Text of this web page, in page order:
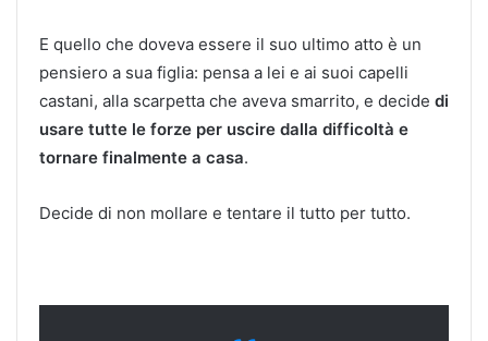
E quello che doveva essere il suo ultimo atto è un
pensiero a sua figlia: pensa a lei e ai suoi capelli
castani, alla scarpetta che aveva smarrito, e decide di
usare tutte le forze per uscire dalla difficoltà e
tornare finalmente a casa.
Decide di non mollare e tentare il tutto per tutto.